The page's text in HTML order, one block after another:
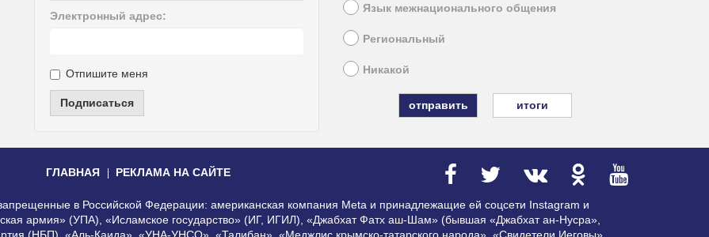
Электронный адрес:
Отпишите меня
Подписаться
Язык межнационального общения
Региональный
Никакой
итоги
ГЛАВНАЯ РЕКЛАМА НА САЙТЕ
в Российской Федерации: американская компания Meta и принадлежащие ей соцсети Instagram и
армия» (УПА), «Исламское государство» (ИГ, ИГИЛ), «Джабхат Фатх аш-Шам» (бывшая «Джабхат ан-Нусра»,
(НБП), «Аль-Каида», «УНА-УНСО», «Талибан», «Меджлис крымско-татарского народа», «Свидетели Иеговы»,